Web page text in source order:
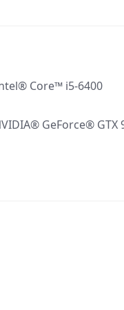
Core™ i5-6400
GeForce® GTX